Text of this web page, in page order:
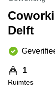
Hilversum
Rotterdam
Bodegraven-
Reeuwijk
Business
Arnhem
center
Amsterdam
Delft
1
Ruimtes